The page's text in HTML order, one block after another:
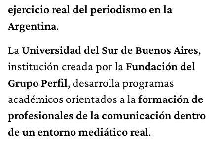
ejercicio real del periodismo en la
Argentina.
LaUniversidad del Sur de Buenos Aires,
institución creada por la Fundación del
Grupo Perfil, desarrolla programas
académicos orientados a laformación de
profesionales de la comunicación dentro
de un entorno mediático real.